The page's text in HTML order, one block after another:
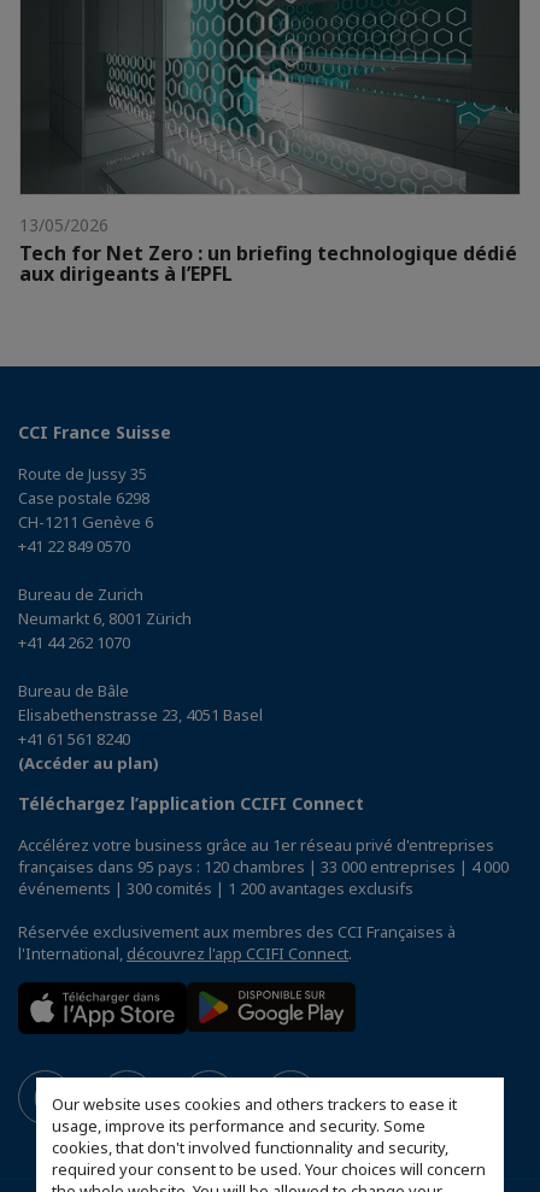
Our website uses cookies and others trackers to ease it
usage, improve its performance and security. Some
cookies, that don't involved functionnality and security,
required your consent to be used. Your choices will concern
13/05/2026
Tech for Net Zero : un briefing technologique dédié
aux dirigeants à l’EPFL
CCI France Suisse
Route de Jussy 35
Case postale 6298
CH-1211 Genève 6
+41 22 849 0570
Bureau de Zurich
Neumarkt 6, 8001 Zürich
+41 44 262 1070
Bureau de Bâle
Elisabethenstrasse 23, 4051 Basel
+41 61 561 8240
(Accéder au plan)
Téléchargez l’application CCIFI Connect
Accélérez votre business grâce au 1er réseau privé d'entreprises
françaises dans 95 pays : 120 chambres | 33 000 entreprises | 4 000
événements | 300 comités | 1 200 avantages exclusifs
Réservée exclusivement aux membres des CCI Françaises à
l'International, découvrez l'app CCIFI Connect.